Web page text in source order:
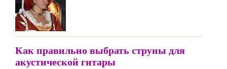
Как правильно выбрать струны для
акустической гитары